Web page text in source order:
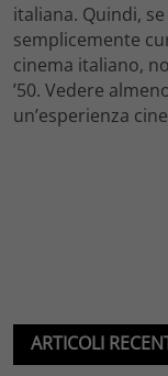
italiana. Quindi,
semplicemente
cinema italiano,
’50. Vedere
un’esperienza
ARTICOLI